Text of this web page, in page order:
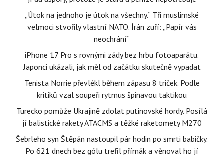
„Útok na jednoho je útok na všechny.“ Tři muslimské
velmoci stvořily vlastní NATO. Írán zuří: „Papír vás
neochrání“
iPhone 17 Pro s rovnými zády bez hrbu fotoaparátu.
Japonci ukázali, jak měl od začátku skutečně vypadat
Tenista Norrie převlékl během zápasu 8 triček. Podle
kritiků vzal soupeři rytmus špinavou taktikou
Turecko pomůže Ukrajině zdolat putinovské hordy. Posílá
jí balistické rakety ATACMS a těžké raketomety M270
Šebrleho syn Štěpán nastoupil pár hodin po smrti babičky.
Po 621 dnech bez gólu trefil přímák a věnoval ho jí